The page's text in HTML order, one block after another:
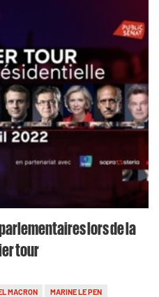
lors de la
tour
MACRON
MARINE LE PEN